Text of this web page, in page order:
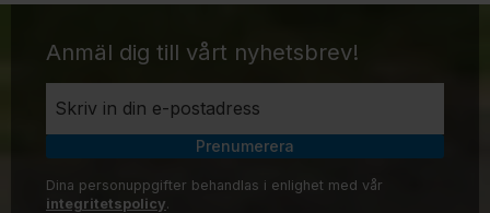
Anmäl dig till vårt nyhetsbrev!
Prenumerera
Dina personuppgifter behandlas i enlighet med vår
integritetspolicy.